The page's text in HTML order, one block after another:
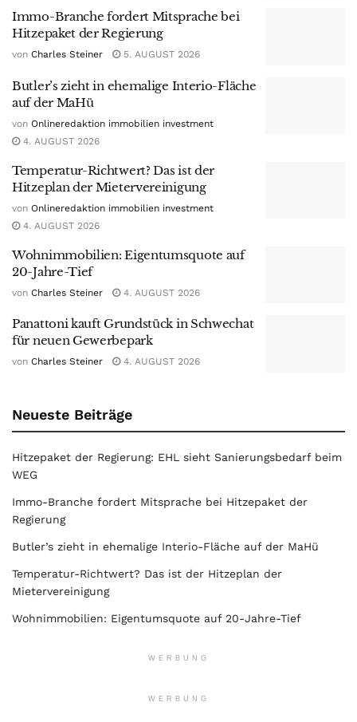
Immo-Branche fordert Mitsprache bei
Hitzepaket der Regierung
von Charles Steiner 5. AUGUST 2026
Butler’s zieht in ehemalige Interio-Fläche
auf der MaHü
von Onlineredaktion immobilien investment
4. AUGUST 2026
Temperatur-Richtwert? Das ist der
Hitzeplan der Mietervereinigung
von Onlineredaktion immobilien investment
4. AUGUST 2026
Wohnimmobilien: Eigentumsquote auf
20-Jahre-Tief
von Charles Steiner 4. AUGUST 2026
Panattoni kauft Grundstück in Schwechat
für neuen Gewerbepark
von Charles Steiner 4. AUGUST 2026
Neueste Beiträge
Hitzepaket der Regierung: EHL sieht Sanierungsbedarf beim
WEG
Immo-Branche fordert Mitsprache bei Hitzepaket der
Regierung
Butler’s zieht in ehemalige Interio-Fläche auf der MaHü
Temperatur-Richtwert? Das ist der Hitzeplan der
Mietervereinigung
Wohnimmobilien: Eigentumsquote auf 20-Jahre-Tief
WERBUNG
WERBUNG